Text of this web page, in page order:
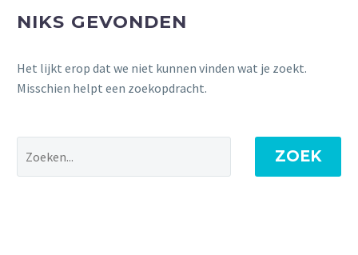
NIKS GEVONDEN
Het lijkt erop dat we niet kunnen vinden wat je zoekt.
Misschien helpt een zoekopdracht.
ZOEK